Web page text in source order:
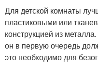
Для детской комнаты
пластиковыми или
конструкцией из
он в первую очередь
это необходимо для